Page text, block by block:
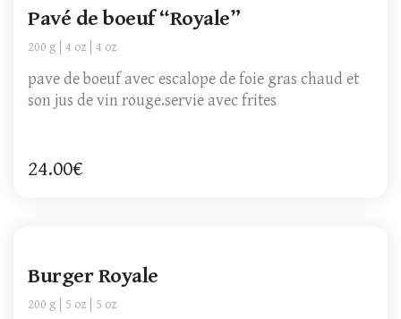
Pavé de boeuf “Royale”
200 g 4 oz 4 oz
pave de boeuf avec escalope de foie gras chaud et
son jus de vin rouge.servie avec frites
24.00€
Burger Royale
200 g 5 oz 5 oz